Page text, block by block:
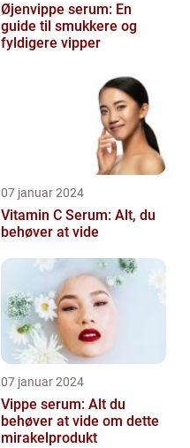
Øjenvippe serum: En
guide til smukkere og
fyldigere vipper
07 januar 2024
Vitamin C Serum: Alt, du
behøver at vide
07 januar 2024
Vippe serum: Alt du
behøver at vide om dette
mirakelprodukt